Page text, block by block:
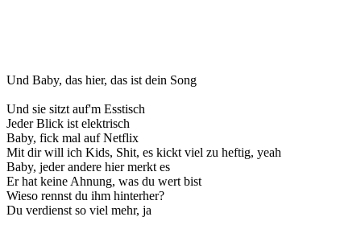
Und Baby, das hier, das ist dein Song
Und sie sitzt auf'm Esstisch
Jeder Blick ist elektrisch
Baby, fick mal auf Netflix
Mit dir will ich Kids, Shit, es kickt viel zu heftig, yeah
Baby, jeder andere hier merkt es
Er hat keine Ahnung, was du wert bist
Wieso rennst du ihm hinterher?
Du verdienst so viel mehr, ja